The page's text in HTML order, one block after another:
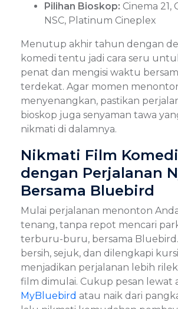
Pilihan Bioskop: Cinema 21,
NSC, Platinum Cineplex
Menutup akhir tahun dengan
komedi tentu jadi cara seru
penat dan mengisi waktu
terdekat. Agar momen
menyenangkan, pastikan
bioskop juga senyaman tawa
nikmati di dalamnya.
Nikmati Film
dengan Perjalanan
Bersama Bluebird
Mulai perjalanan menonton
tenang, tanpa repot mencari
terburu-buru, bersama
bersih, sejuk, dan dilengkapi
menjadikan perjalanan lebih
film dimulai. Cukup pesan lewat
MyBluebird atau naik dari